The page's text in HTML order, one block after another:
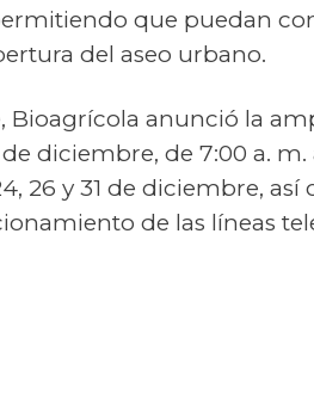
que puedan
del aseo urbano.
Bioagrícola anunció la
diciembre, de 7:00 a.
26 y 31 de diciembre, así
de las líneas